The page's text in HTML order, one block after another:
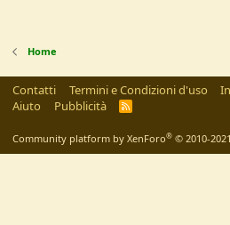
Home
Contatti Termini e Condizioni d'uso
Aiuto
Pubblicità
R
Community platform by XenForo® © 2010-